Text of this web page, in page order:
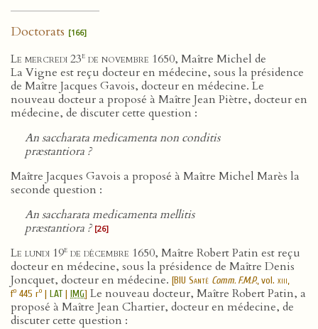
Doctorats [166]
Le mercredi 23e de novembre 1650, Maître Michel de
La Vigne est reçu docteur en médecine, sous la présidence
de Maître Jacques Gavois, docteur en médecine. Le
nouveau docteur a proposé à Maître Jean Piètre, docteur en
médecine, de discuter cette question :
An saccharata medicamenta non conditis
præstantiora ?
Maître Jacques Gavois a proposé à Maître Michel Marès la
seconde question :
An saccharata medicamenta mellitis
præstantiora ? [26]
Le lundi 19e de décembre 1650, Maître Robert Patin est reçu
docteur en médecine, sous la présidence de Maître Denis
Joncquet, docteur en médecine. [BIU Santé Comm. F.M.P., vol. xiii,
fo 445 ro | LAT| IMG] Le nouveau docteur, Maître Robert Patin, a
proposé à Maître Jean Chartier, docteur en médecine, de
discuter cette question :